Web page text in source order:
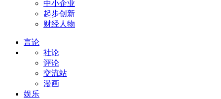
中小企业
起步创新
财经人物
言论
社论
评论
交流站
漫画
娱乐